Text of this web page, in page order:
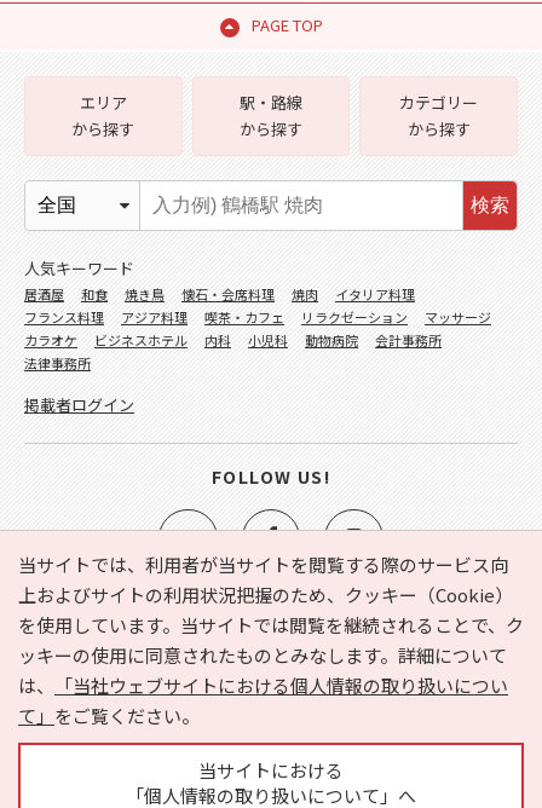
PAGE TOP
当サイトでは、利用者が当サイトを閲覧する際のサービス向
上およびサイトの利用状況把握のため、クッキー（Cookie）
を使用しています。当サイトでは閲覧を継続されることで、ク
ッキーの使用に同意されたものとみなします。詳細について
は、
「当社ウェブサイトにおける個人情報の取り扱いについ
て」 をご覧ください。
当サイトにおける
「個人情報の取り扱いについて」へ
e-NAVITA（イーナビタ）とは？ お気に入り
ヘルプ
利用規約
個人情報の取り扱いについて
運営会社
サイトマップ
広告掲載に関するお問い合わせ
エリア
から探す
駅・路線
から探す
カテゴリー
から探す
検索
人気キーワード
居酒屋 和食 焼き鳥 懐石・会席料理 焼肉
イタリア料理
フランス料理
アジア料理 喫茶・カフェ リラクゼーション
マッサージ
カラオケ
ビジネスホテル 内科 小児科 動物病院
会計事務所
法律事務所
掲載者ログイン
FOLLOW US!